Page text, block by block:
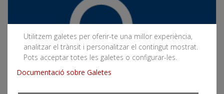
Utilitzem galetes per oferir-te una millor experiència,
analitzar el trànsit i personalitzar el contingut mostrat.
Pots acceptar totes les galetes o configurar-les.
Documentació sobre Galetes